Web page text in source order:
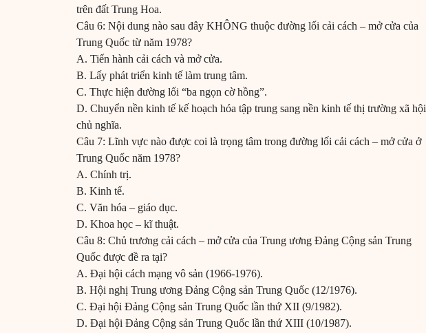
trên đất Trung Hoa.
Câu 6: Nội dung nào sau đây KHÔNG thuộc đường lối cải cách – mở cửa của
Trung Quốc từ năm 1978?
A. Tiến hành cải cách và mở cửa.
B. Lấy phát triển kinh tế làm trung tâm.
C. Thực hiện đường lối “ba ngọn cờ hồng”.
D. Chuyển nền kinh tế kế hoạch hóa tập trung sang nền kinh tế thị trường xã hội
chủ nghĩa.
Câu 7: Lĩnh vực nào được coi là trọng tâm trong đường lối cải cách – mở cửa ở
Trung Quốc năm 1978?
A. Chính trị.
B. Kinh tế.
C. Văn hóa – giáo dục.
D. Khoa học – kĩ thuật.
Câu 8: Chủ trương cải cách – mở cửa của Trung ương Đảng Cộng sản Trung
Quốc được đề ra tại?
A. Đại hội cách mạng vô sản (1966-1976).
B. Hội nghị Trung ương Đảng Cộng sản Trung Quốc (12/1976).
C. Đại hội Đảng Cộng sản Trung Quốc lần thứ XII (9/1982).
D. Đại hội Đảng Cộng sản Trung Quốc lần thứ XIII (10/1987).